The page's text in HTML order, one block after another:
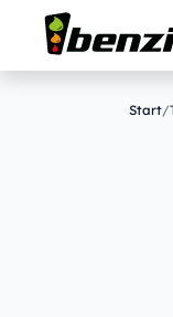
Start/